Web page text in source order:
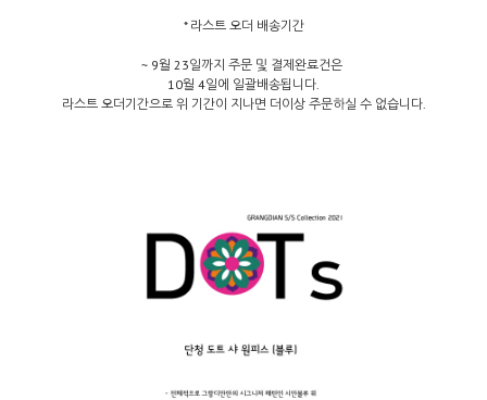
* 라스트 오더 배송기간
~ 9월 23일까지 주문 및 결제완료건은
10월 4일에 일괄배송됩니다.
라스트 오더기간으로 위 기간이 지나면 더이상 주문하실 수 없습니다.